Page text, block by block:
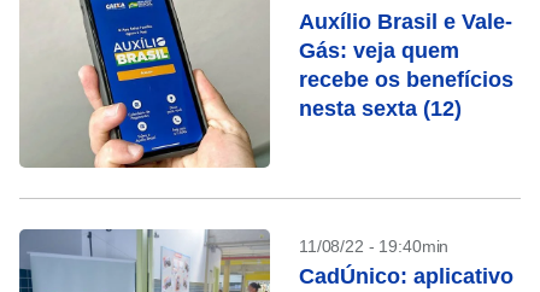
Auxílio Brasil e Vale-
Gás: veja quem
recebe os benefícios
nesta sexta (12)
11/08/22 - 19:40min
CadÚnico: aplicativo